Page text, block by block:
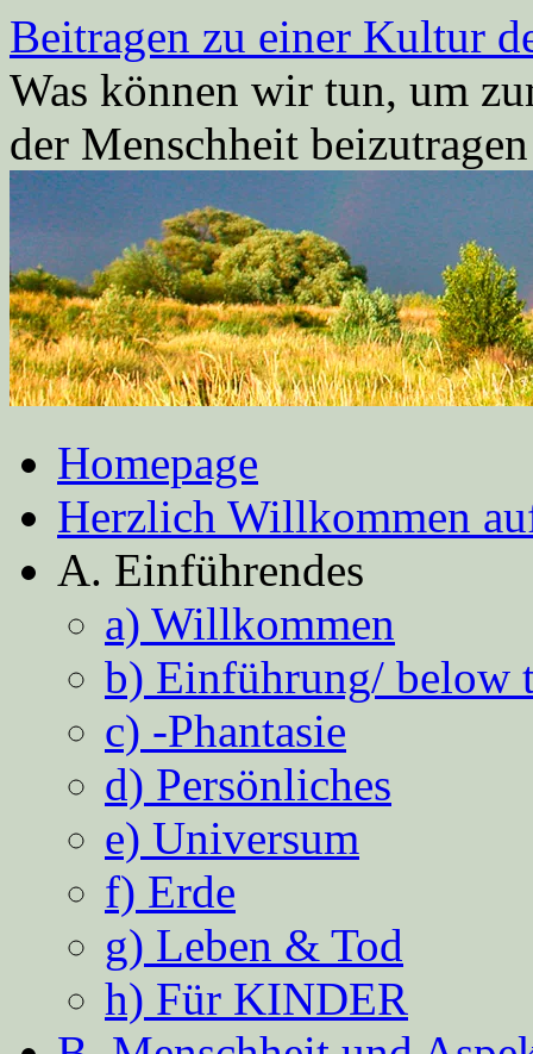
Zum
Inhalt
springen
Beitragen zu einer Kultur
Was können wir tun, um
der Menschheit
Homepage
Herzlich Willkommen
A. Einführendes
a) Willkommen
b) Einführung/ below
c) -Phantasie
d) Persönliches
e) Universum
f) Erde
g) Leben & Tod
h) Für KINDER